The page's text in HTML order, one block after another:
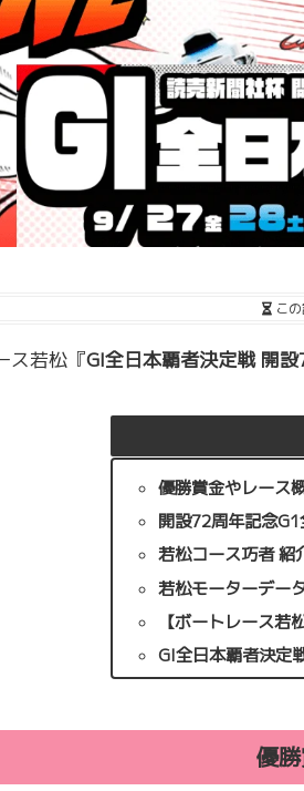
こ
ス若松『GI全日本覇者決定戦 開
優勝賞金やレース
開設72周年記念
若松コース巧者 紹
若松モーターデー
【ボートレース若
GI全日本覇者決定
優